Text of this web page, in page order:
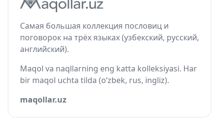
Самая большая коллекция пословиц и
поговорок на трёх языках (узбекский, русский,
английский).
Maqol va naqllarning eng katta kolleksiyasi. Har
bir maqol uchta tilda (o‘zbek, rus, ingliz).
maqollar.uz